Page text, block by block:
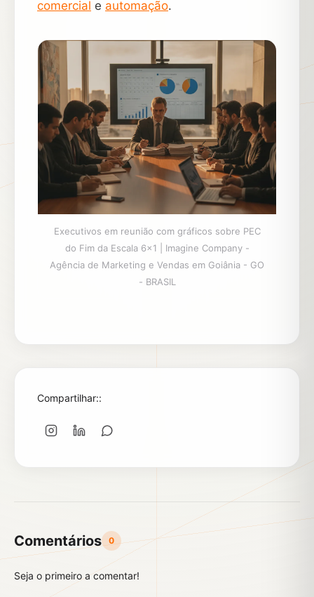
comercial e automação.
Executivos em reunião com gráficos sobre PEC
do Fim da Escala 6×1 | Imagine Company -
Agência de Marketing e Vendas em Goiânia - GO
- BRASIL
Compartilhar::
Comentários 0
Seja o primeiro a comentar!